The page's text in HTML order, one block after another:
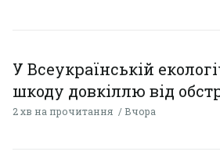
У Всеукраїнській
шкоду довкіллю від
2 хв на прочитання Вчора